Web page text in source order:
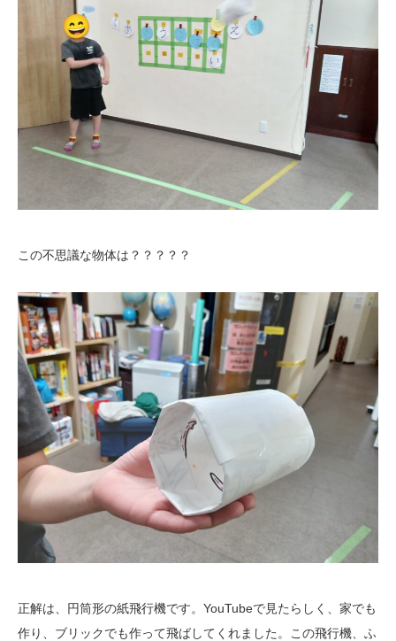
この不思議な物体は？？？？？
正解は、円筒形の紙飛行機です。YouTubeで見たらしく、家でも
作り、ブリックでも作って飛ばしてくれました。この飛行機、ふ